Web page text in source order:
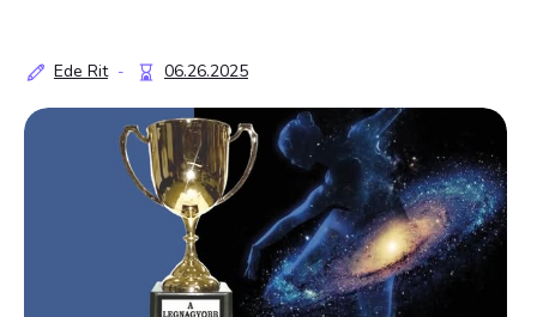
Ede Rit - 06.26.2025